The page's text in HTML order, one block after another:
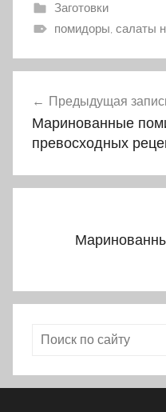
Заготовки
помидоры, салаты
Навигация
по
Предыдущая
Маринованные
превосходных